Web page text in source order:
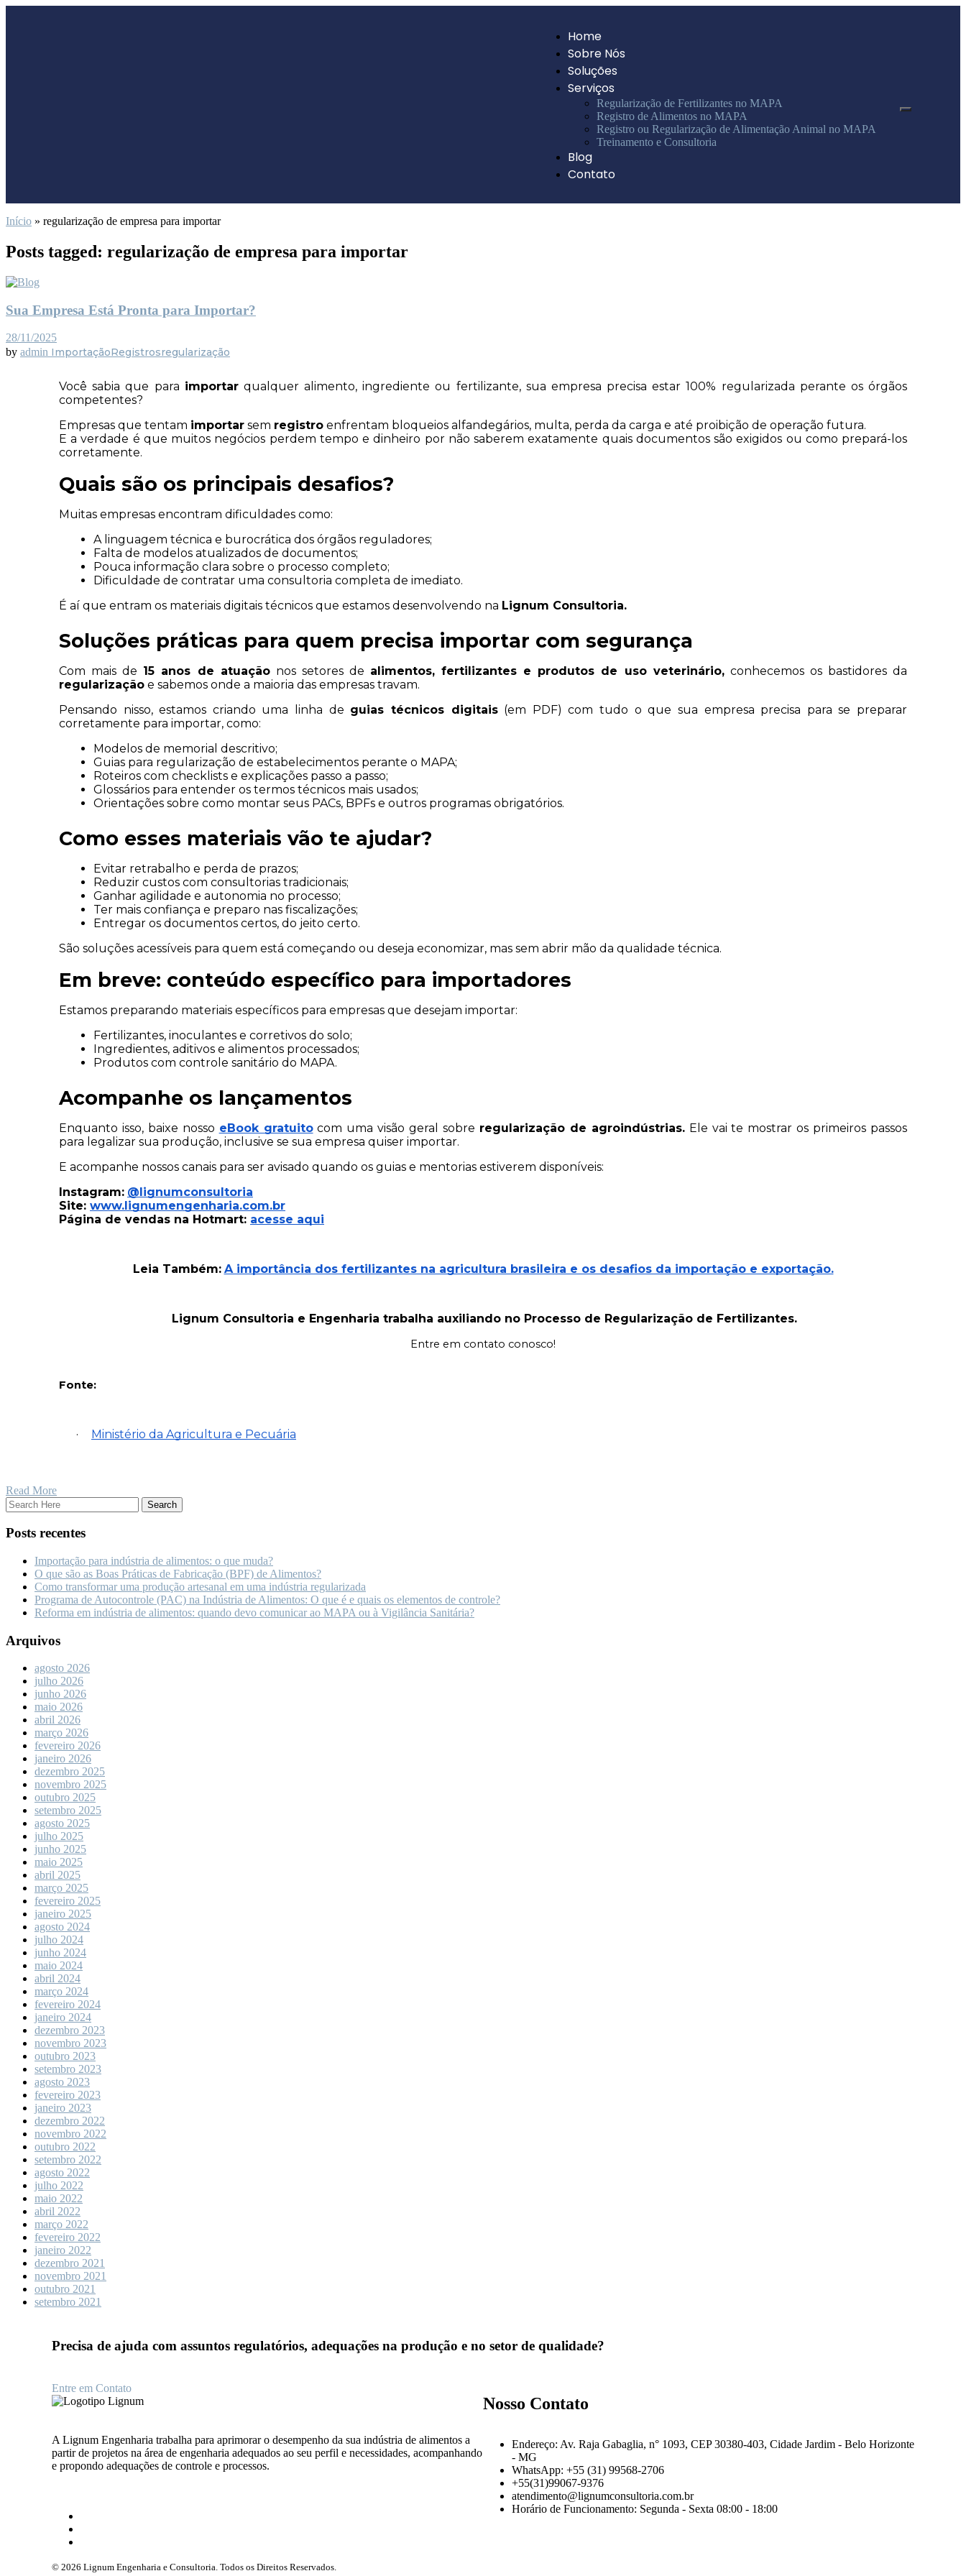
Home
Sobre Nós
Soluções
Serviços
Regularização de Fertilizantes no MAPA
Registro de Alimentos no MAPA
Registro ou Regularização de Alimentação Animal no MAPA
Treinamento e Consultoria
Blog
Contato
Início » regularização de empresa para importar
Posts tagged: regularização de empresa para importar
Sua Empresa Está Pronta para Importar?
28/11/2025
by admin ImportaçãoRegistrosregularização
Você sabia que para importar qualquer alimento, ingrediente ou fertilizante, sua empresa precisa estar 100% regularizada perante os órgãos
competentes?
Empresas que tentam importar sem registro enfrentam bloqueios alfandegários, multa, perda da carga e até proibição de operação futura.
E a verdade é que muitos negócios perdem tempo e dinheiro por não saberem exatamente quais documentos são exigidos ou como prepará-los
corretamente.
Quais são os principais desafios?
Muitas empresas encontram dificuldades como:
A linguagem técnica e burocrática dos órgãos reguladores;
Falta de modelos atualizados de documentos;
Pouca informação clara sobre o processo completo;
Dificuldade de contratar uma consultoria completa de imediato.
É aí que entram os materiais digitais técnicos que estamos desenvolvendo na Lignum Consultoria.
Soluções práticas para quem precisa importar com segurança
Com mais de 15 anos de atuação nos setores de alimentos, fertilizantes e produtos de uso veterinário,
regularização e sabemos onde a maioria das empresas travam.
Pensando nisso, estamos criando uma linha de guias técnicos digitais (em PDF) com tudo o que sua empresa precisa para se preparar
corretamente para importar, como:
Modelos de memorial descritivo;
Guias para regularização de estabelecimentos perante o MAPA;
Roteiros com checklists e explicações passo a passo;
Glossários para entender os termos técnicos mais usados;
Orientações sobre como montar seus PACs, BPFs e outros programas obrigatórios.
Como esses materiais vão te ajudar?
Evitar retrabalho e perda de prazos;
Reduzir custos com consultorias tradicionais;
Ganhar agilidade e autonomia no processo;
Ter mais confiança e preparo nas fiscalizações;
Entregar os documentos certos, do jeito certo.
São soluções acessíveis para quem está começando ou deseja economizar, mas sem abrir mão da qualidade técnica.
Em breve: conteúdo específico para importadores
Estamos preparando materiais específicos para empresas que desejam importar:
Fertilizantes, inoculantes e corretivos do solo;
Ingredientes, aditivos e alimentos processados;
Produtos com controle sanitário do MAPA.
Acompanhe os lançamentos
Enquanto isso, baixe nosso eBook gratuito com uma visão geral sobre regularização de agroindústrias. Ele vai te mostrar os primeiros passos
para legalizar sua produção, inclusive se sua empresa quiser importar.
E acompanhe nossos canais para ser avisado quando os guias e mentorias estiverem disponíveis:
Instagram: @lignumconsultoria
Site: www.lignumengenharia.com.br
Página de vendas na Hotmart: acesse aqui
Leia Também: A importância dos fertilizantes na agricultura brasileira e os desafios da importação e exportação.
Lignum Consultoria e Engenharia trabalha auxiliando no Processo de Regularização de Fertilizantes.
Entre em contato conosco!
Fonte:
· Ministério da Agricultura e Pecuária
Read More
Posts recentes
Importação para indústria de alimentos: o que muda?
O que são as Boas Práticas de Fabricação (BPF) de Alimentos?
Como transformar uma produção artesanal em uma indústria regularizada
Programa de Autocontrole (PAC) na Indústria de Alimentos: O que é e quais os elementos de controle?
Reforma em indústria de alimentos: quando devo comunicar ao MAPA ou à Vigilância Sanitária?
Arquivos
agosto 2026
julho 2026
junho 2026
maio 2026
abril 2026
março 2026
fevereiro 2026
janeiro 2026
dezembro 2025
novembro 2025
outubro 2025
setembro 2025
agosto 2025
julho 2025
junho 2025
maio 2025
abril 2025
março 2025
fevereiro 2025
janeiro 2025
agosto 2024
julho 2024
junho 2024
maio 2024
abril 2024
março 2024
fevereiro 2024
janeiro 2024
dezembro 2023
novembro 2023
outubro 2023
setembro 2023
agosto 2023
fevereiro 2023
janeiro 2023
dezembro 2022
novembro 2022
outubro 2022
setembro 2022
agosto 2022
julho 2022
maio 2022
abril 2022
março 2022
fevereiro 2022
janeiro 2022
dezembro 2021
novembro 2021
outubro 2021
setembro 2021
Precisa de ajuda com assuntos regulatórios, adequações na produção e no setor de qualidade?
Entre em Contato
A Lignum Engenharia trabalha para aprimorar o desempenho da sua indústria de alimentos a
partir de projetos na área de engenharia adequados ao seu perfil e necessidades, acompanhando
e propondo adequações de controle e processos.
Nosso Contato
Endereço: Av. Raja Gabaglia, n° 1093, CEP 30380-403, Cidade Jardim - Belo Horizonte
- MG
WhatsApp: +55 (31) 99568-2706
+55(31)99067-9376
atendimento@lignumconsultoria.com.br
Horário de Funcionamento: Segunda - Sexta 08:00 - 18:00
© 2026 Lignum Engenharia e Consultoria. Todos os Direitos Reservados.